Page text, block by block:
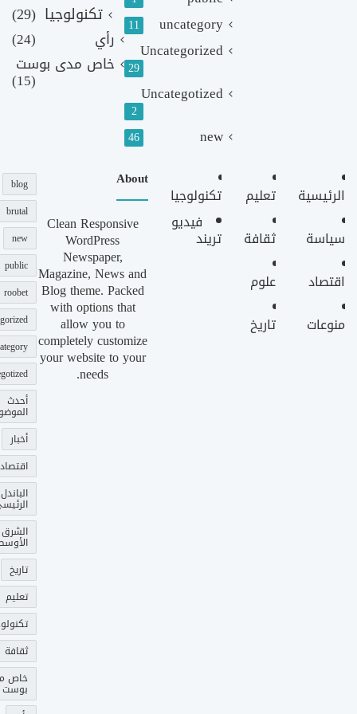
uncategory
11
Uncategorized
29
Uncategotized
2
new
46
تكنولوجيا (29)
رأي
(24)
خاص مدى بوست
(15)
الرئيسية
سياسة
اقتصاد
منوعات
تعليم
ثقافة
علوم
تاريخ
تكنولوجيا
فيديو
تريند
About
Clean Responsive
WordPress
Newspaper,
Magazine, News and
Blog theme. Packed
with options that
allow you to
completely customize
your website to your
needs.
blog
brutal
new
public
roobet
أحدث
أخبار
اقتصاد
الباندل
الشرق
تاريخ
تعليم
ثقافة
خاص
بوست